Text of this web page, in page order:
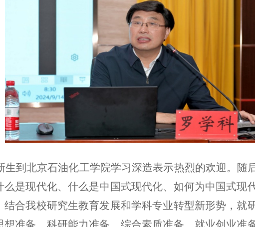
生到北京石油化工学院学习深造表示热烈的欢迎。随
是现代化、什么是中国式现代化、如何为中国式现
合我校研究生教育发展和学科专业转型新形势，就
准备、科研能力准备、综合素质准备、就业创业准